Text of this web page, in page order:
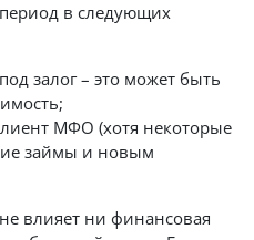
в следующих
залог – это может быть
МФО (хотя некоторые
займы и новым
влияет ни финансовая